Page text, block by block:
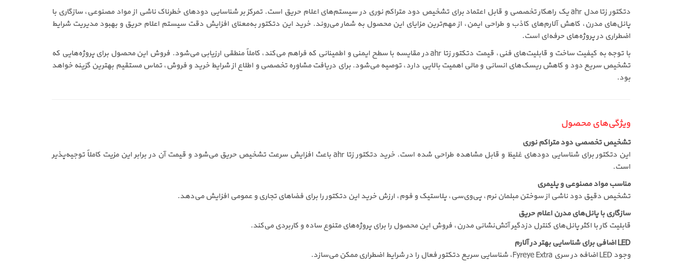
دتکتور زتا مدل ahr یک راهکار تخصصی و قابل اعتماد برای تشخیص دود متراکم نوری در سیستم‌های اعلام حریق است. تمرکز بر شناسایی دودهای خطرناک ناشی از مواد مصنوعی، سازگاری با
پانل‌های مدرن، کاهش آلارم‌های کاذب و طراحی ایمن، از مهم‌ترین مزایای این محصول به شمار می‌روند. خرید این دتکتور به‌معنای افزایش دقت سیستم اعلام حریق و بهبود مدیریت شرایط
اضطراری در پروژه‌های حرفه‌ای است.
با توجه به کیفیت ساخت و قابلیت‌های فنی، قیمت دتکتور زتا ahr در مقایسه با سطح ایمنی و اطمینانی که فراهم می‌کند، کاملاً منطقی ارزیابی می‌شود. فروش این محصول برای پروژه‌هایی که
تشخیص سریع دود و کاهش ریسک‌های انسانی و مالی اهمیت بالایی دارد، توصیه می‌شود. برای دریافت مشاوره تخصصی و اطلاع از شرایط خرید و فروش، تماس مستقیم بهترین گزینه خواهد
بود.
ویژگی‌های محصول
تشخیص تخصصی دود متراکم نوری
این دتکتور برای شناسایی دودهای غلیظ و قابل مشاهده طراحی شده است. خرید دتکتور زتا ahr باعث افزایش سرعت تشخیص حریق می‌شود و قیمت آن در برابر این مزیت کاملاً توجیه‌پذیر
است.
مناسب مواد مصنوعی و پلیمری
تشخیص دقیق دود ناشی از سوختن مبلمان نرم، پی‌وی‌سی، پلاستیک و فوم، ارزش خرید این دتکتور را برای فضاهای تجاری و عمومی افزایش می‌دهد.
سازگاری با پانل‌های مدرن اعلام حریق
قابلیت کار با اکثر پانل‌های کنترل دزدگیر آتش‌نشانی مدرن، فروش این محصول را برای پروژه‌های متنوع ساده و کاربردی می‌کند.
LED اضافی برای شناسایی بهتر در آلارم
وجود LED اضافه در سری Fyreye Extra، شناسایی سریع دتکتور فعال را در شرایط اضطراری ممکن می‌سازد.